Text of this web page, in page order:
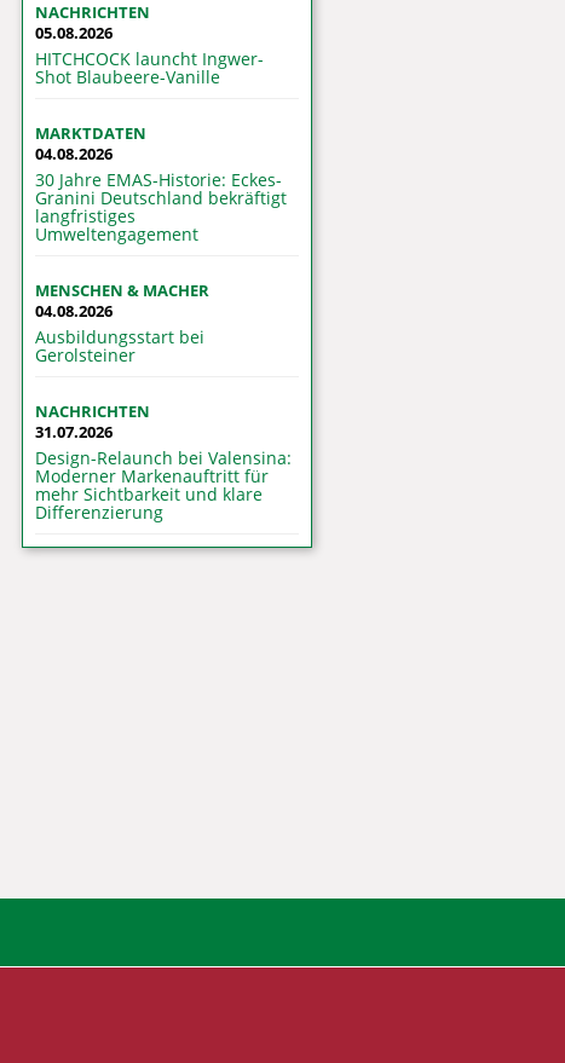
NACHRICHTEN
05.08.2026
HITCHCOCK launcht Ingwer-
Shot Blaubeere-Vanille
MARKTDATEN
04.08.2026
30 Jahre EMAS-Historie: Eckes-
Granini Deutschland bekräftigt
langfristiges
Umweltengagement
MENSCHEN & MACHER
04.08.2026
Ausbildungsstart bei
Gerolsteiner
NACHRICHTEN
31.07.2026
Design-Relaunch bei Valensina:
Moderner Markenauftritt für
mehr Sichtbarkeit und klare
Differenzierung